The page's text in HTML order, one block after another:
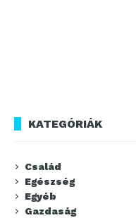
KATEGÓRIÁK
Család
Egészség
Egyéb
Gazdaság